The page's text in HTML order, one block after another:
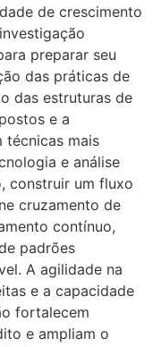
de crescimento
preparar seu
das práticas de
das estruturas de
e a
técnicas mais
e análise
construir um fluxo
cruzamento de
contínuo,
padrões
A agilidade na
e a capacidade
fortalecem
e ampliam o